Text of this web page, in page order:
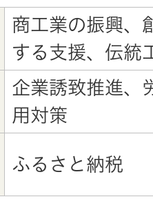
商工業の振興、
する支援、伝統
企業誘致推進、
用対策
ふるさと納税